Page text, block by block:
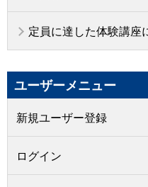
定員に達した体験講座
ユーザーメニュー
新規ユーザー登録
ログイン